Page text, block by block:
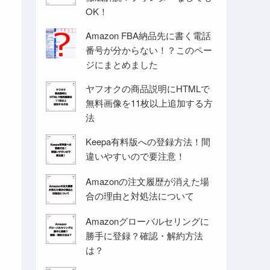
OK！
Amazon FBA納品先に書く電話
番号が分からない！？このペー
ジにまとめました
ヤフオクの商品説明にHTMLで
無料画像を11枚以上追加する方
法
Keepa有料版への登録方法！間
違いやすいので要注意！
Amazonの注文履歴が消えた場
合の理由と対処法について
Amazonグローバルセリングに
勝手に登録？確認・解約方法
は？